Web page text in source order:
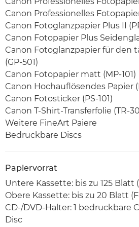
Canon Professionelles
Canon Fotoglanzpapier Plus II
Canon Fotopapier Plus
Canon Fotoglanzpapier für den
(GP-501)
Canon Fotopapier matt (MP-101)
Canon Hochauflösendes Papier
Canon Fotosticker (PS-101)
Canon T-Shirt-Transferfolie (TR-
Weitere FineArt Paiere
Bedruckbare Discs
Papiervorrat
Untere Kassette: bis zu 125 Blatt
Obere Kassette: bis zu 20 Blatt
CD-/DVD-Halter: 1 bedruckbare
Disc